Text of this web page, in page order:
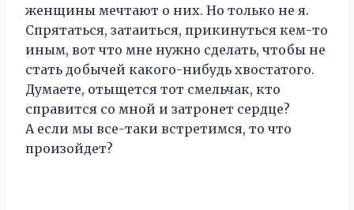
женщины мечтают о них. Но только не я.
Спрятаться, затаиться, прикинуться кем-то
иным, вот что мне нужно сделать, чтобы не
стать добычей какого-нибудь хвостатого.
Думаете, отыщется тот смельчак, кто
справится со мной и затронет сердце?
А если мы все-таки встретимся, то что
произойдет?